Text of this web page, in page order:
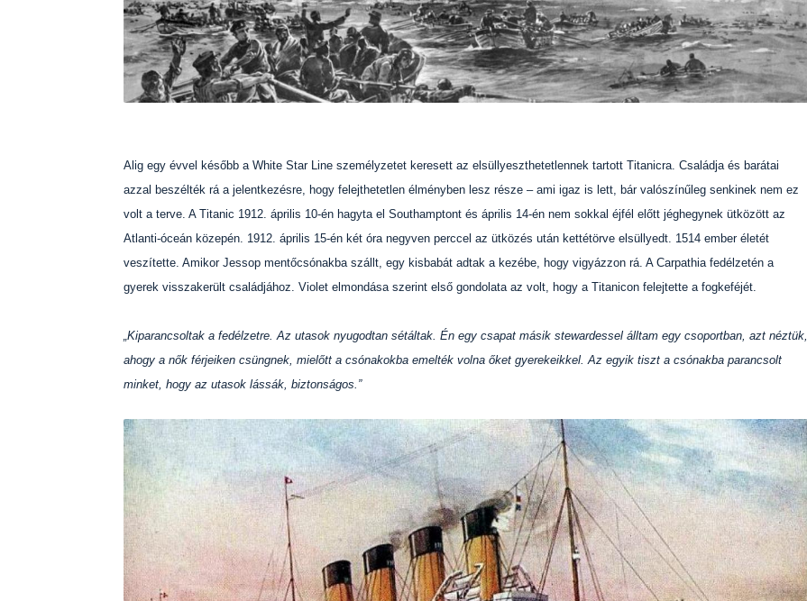
Alig egy évvel később a White Star Line személyzetet keresett az elsüllyeszthetetlennek tartott Titanicra. Családja és barátai
azzal beszélték rá a jelentkezésre, hogy felejthetetlen élményben lesz része – ami igaz is lett, bár valószínűleg senkinek nem ez
volt a terve. A Titanic 1912. április 10-én hagyta el Southamptont és április 14-én nem sokkal éjfél előtt jéghegynek ütközött az
Atlanti-óceán közepén. 1912. április 15-én két óra negyven perccel az ütközés után kettétörve elsüllyedt. 1514 ember életét
veszítette. Amikor Jessop mentőcsónakba szállt, egy kisbabát adtak a kezébe, hogy vigyázzon rá. A Carpathia fedélzetén a
gyerek visszakerült családjához. Violet elmondása szerint első gondolata az volt, hogy a Titanicon felejtette a fogkeféjét.
„Kiparancsoltak a fedélzetre. Az utasok nyugodtan sétáltak. Én egy csapat másik stewardessel álltam egy csoportban, azt néztük,
ahogy a nők férjeiken csüngnek, mielőtt a csónakokba emelték volna őket gyerekeikkel. Az egyik tiszt a csónakba parancsolt
minket, hogy az utasok lássák, biztonságos.”